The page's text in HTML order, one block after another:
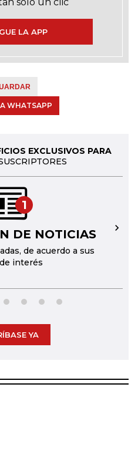
LA APP
WHATSAPP
EXCLUSIVOS PARA
1
DE NOTICIAS
de acuerdo a sus
interés
→
YA